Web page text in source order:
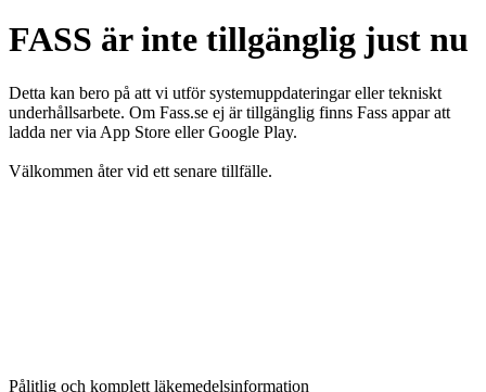
FASS är inte tillgänglig just nu
Detta kan bero på att vi utför systemuppdateringar eller tekniskt
underhållsarbete. Om Fass.se ej är tillgänglig finns Fass appar att
ladda ner via App Store eller Google Play.
Välkommen åter vid ett senare tillfälle.
Pålitlig och komplett läkemedelsinformation